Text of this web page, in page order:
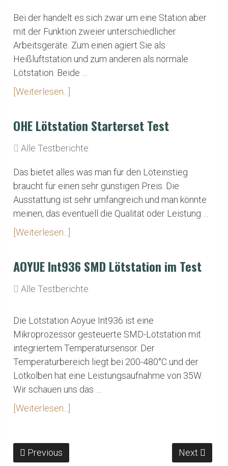
Bei der handelt es sich zwar um eine Station aber
mit der Funktion zweier unterschiedlicher
Arbeitsgeräte. Zum einen agiert Sie als
Heißluftstation und zum anderen als normale
Lötstation. Beide …
[Weiterlesen...]
OHE Lötstation Starterset Test
Alle Testberichte
Das bietet alles was man für den Löteinstieg
braucht für einen sehr günstigen Preis. Die
Ausstattung ist sehr umfangreich und man könnte
meinen, das eventuell die Qualität oder Leistung …
[Weiterlesen...]
AOYUE Int936 SMD Lötstation im Test
Alle Testberichte
Die Lötstation Aoyue Int936 ist eine
Mikroprozessor gesteuerte SMD-Lötstation mit
integriertem Temperatursensor. Der
Temperaturbereich liegt bei 200-480°C und der
Lötkolben hat eine Leistungsaufnahme von 35W.
Wir schauen uns das …
[Weiterlesen...]
Previous Next